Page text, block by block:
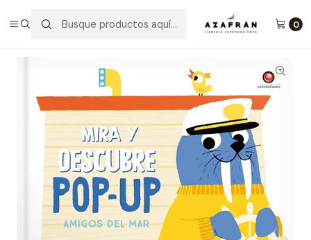
0
Amigos Del Mar (Pop Up)